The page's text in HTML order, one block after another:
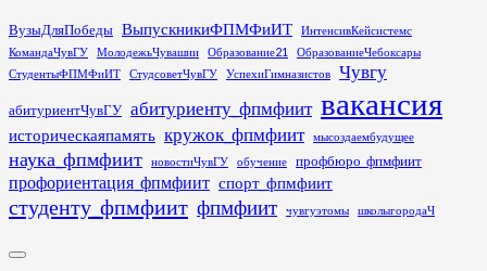
Перейти
к
содержимому
ВузыДляПобеды ВыпускникиФПМФиИТ
ИнтенсивКейсистемс
КомандаЧувГУ
МолодежьЧувашии Образование21
ОбразованиеЧебоксары
СтудентыФПМФиИТ
СтудсоветЧувГУ УспехиГимназистов Чувгу
абитуриентЧувГУ абитуриенту_фпмфиит вакансия
историческаяпамять кружок_фпмфиит мысоздаембудущее
наука_фпмфиит новостиЧувГУ обучение профбюро_фпмфиит
профориентация_фпмфиит спорт_фпмфиит
студенту_фпмфиит фпмфиит чувгуэтомы школыгородаЧ
Основное